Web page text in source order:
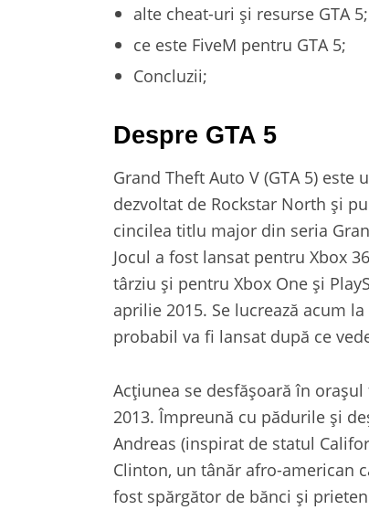
alte cheat-uri și resurse GTA 5;
ce este FiveM pentru GTA 5;
Concluzii;
Despre GTA 5
Grand Theft Auto V (GTA 5)
dezvoltat de Rockstar North și
cincilea titlu major din seria
Jocul a fost lansat pentru Xbox
târziu și pentru Xbox One și
aprilie 2015. Se lucrează acum
probabil va fi lansat după ce
Acțiunea se desfășoară în
2013. Împreună cu pădurile și
Andreas (inspirat de statul
Clinton, un tânăr afro-american
fost spărgător de bănci și